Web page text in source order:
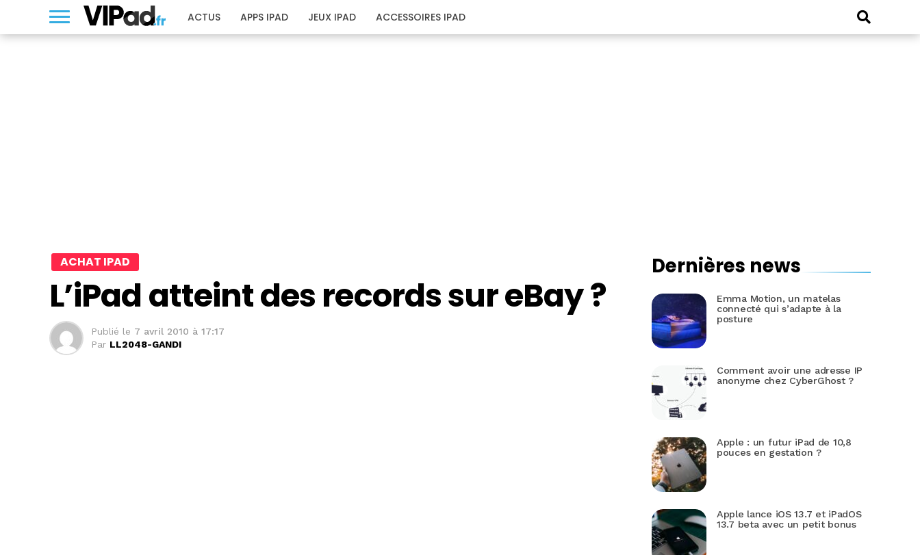
ACTUS APPS IPAD JEUX IPAD ACCESSOIRES IPAD
ACHAT IPAD
L’iPad atteint des records sur eBay ?
Publié le 7 avril 2010 à 17:17
Par LL2048-GANDI
Dernières news
Emma Motion, un matelas
connecté qui s’adapte à la
posture
Comment avoir une adresse IP
anonyme chez CyberGhost ?
Apple : un futur iPad de 10,8
pouces en gestation ?
Apple lance iOS 13.7 et iPadOS
13.7 beta avec un petit bonus